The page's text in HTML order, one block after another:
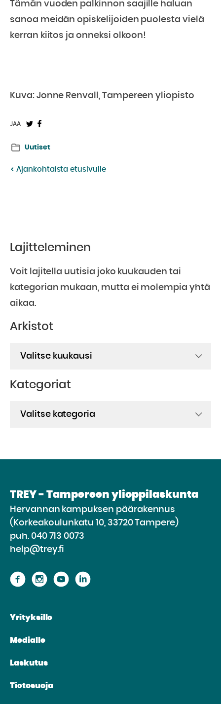
Tämän vuoden palkinnon saajille haluan
sanoa meidän opiskelijoiden puolesta vielä
kerran kiitos ja onneksi olkoon!
Kuva: Jonne Renvall, Tampereen yliopisto
JAA
JaaJaa
Uutiset
Ajankohtaista etusivulle
Lajitteleminen
Voit lajitella uutisia joko kuukauden tai
kategorian mukaan, mutta ei molempia yhtä
aikaa.
Arkistot
Kategoriat
TREY - Tampereen ylioppilaskunta
Hervannan kampuksen päärakennus
(Korkeakoulunkatu 10, 33720 Tampere)
puh. 040 713 0073
help@trey.fi
SiirrySiirrySiirrySiirry
Yrityksille
Medialle
Laskutus
Tietosuoja